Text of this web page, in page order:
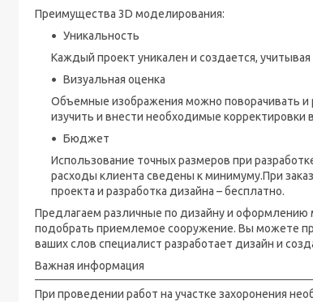
Преимущества 3D моделирования:
Уникальность
Каждый проект уникален и создается,
Визуальная оценка
Объемные изображения можно поворачивать
изучить и внести необходимые
Бюджет
Использование точных размеров при
расходы клиента сведены к минимуму.При
проекта и разработка дизайна – бесплатно.
Предлагаем различные по дизайну и
подобрать приемлемое сооружение. Вы можете
ваших слов специалист разработает дизайн и
Важная информация
При проведении работ на участке захоронения